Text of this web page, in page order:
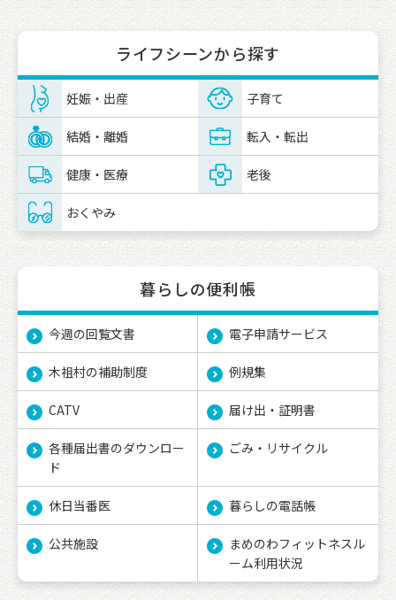
ライフシーンから探す
妊娠・出産 子育て
結婚・離婚 転入・転出
健康・医療 老後
おくやみ
暮らしの便利帳
今週の回覧文書 電子申請サービス
木祖村の補助制度 例規集
CATV 届け出・証明書
各種届出書のダウンロー
ド
ごみ・リサイクル
休日当番医 暮らしの電話帳
公共施設
まめのわフィットネスル
ーム利用状況